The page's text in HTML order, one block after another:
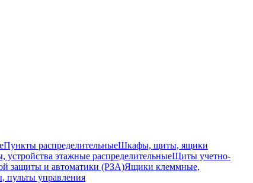
Пункты распределительныеШкафы, щиты, ящики
этажные распределительныеЩиты учетно-
защиты и автоматики (РЗА)Ящики клеммные,
пульты управления